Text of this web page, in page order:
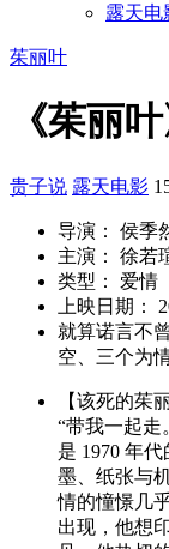
露天电
茱丽叶
《茱丽
贵子说 露天电影
导演： 侯季
主演： 徐若
类型： 爱情
上映日期：
就算诺言不
空、三个为
【该死的茱
“带我一起走
是 1970 年
墨、纸张与
情的憧憬几
出现，他想